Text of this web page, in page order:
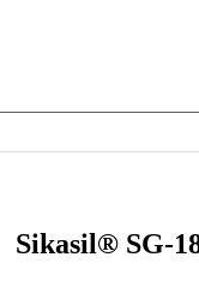
Sikasil® SG-